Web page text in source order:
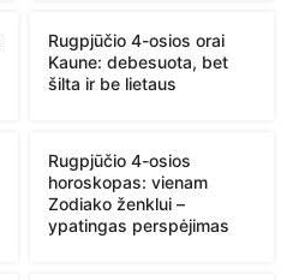
Rugpjūčio 4-osios orai
Kaune: debesuota, bet
šilta ir be lietaus
Rugpjūčio 4-osios
horoskopas: vienam
Zodiako ženklui –
ypatingas perspėjimas